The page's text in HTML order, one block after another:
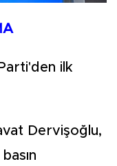
ilk
Dervişoğlu,